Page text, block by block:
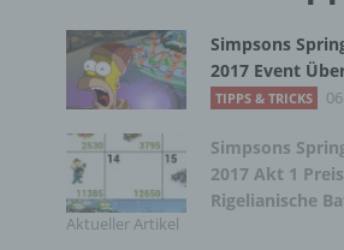
Simpsons
2017 Event
TIPPS & TRICKS
Simpsons
2017 Akt 1
Rigelianische
Aktueller Artikel